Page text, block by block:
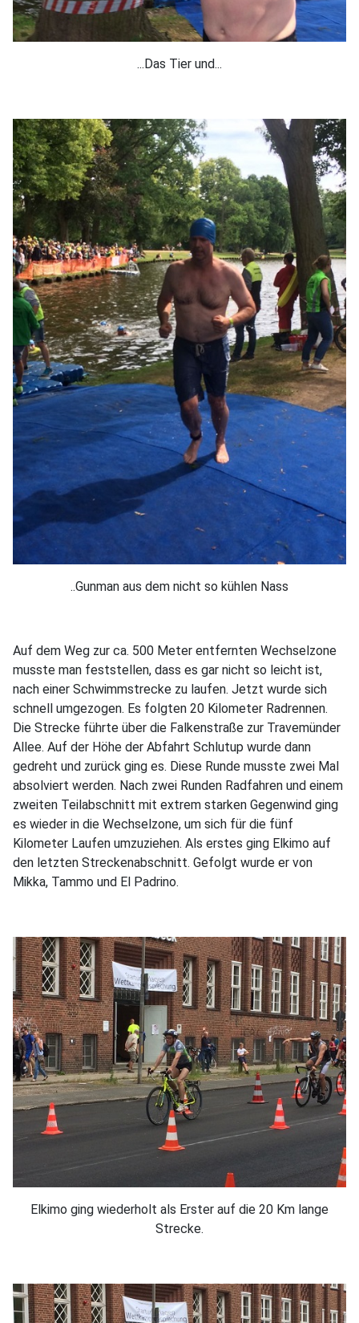
...Das Tier und...
..Gunman aus dem nicht so kühlen Nass
Auf dem Weg zur ca. 500 Meter entfernten Wechselzone
musste man feststellen, dass es gar nicht so leicht ist,
nach einer Schwimmstrecke zu laufen. Jetzt wurde sich
schnell umgezogen. Es folgten 20 Kilometer Radrennen.
Die Strecke führte über die Falkenstraße zur Travemünder
Allee. Auf der Höhe der Abfahrt Schlutup wurde dann
gedreht und zurück ging es. Diese Runde musste zwei Mal
absolviert werden. Nach zwei Runden Radfahren und einem
zweiten Teilabschnitt mit extrem starken Gegenwind ging
es wieder in die Wechselzone, um sich für die fünf
Kilometer Laufen umzuziehen. Als erstes ging Elkimo auf
den letzten Streckenabschnitt. Gefolgt wurde er von
Mikka, Tammo und El Padrino.
Elkimo ging wiederholt als Erster auf die 20 Km lange
Strecke.